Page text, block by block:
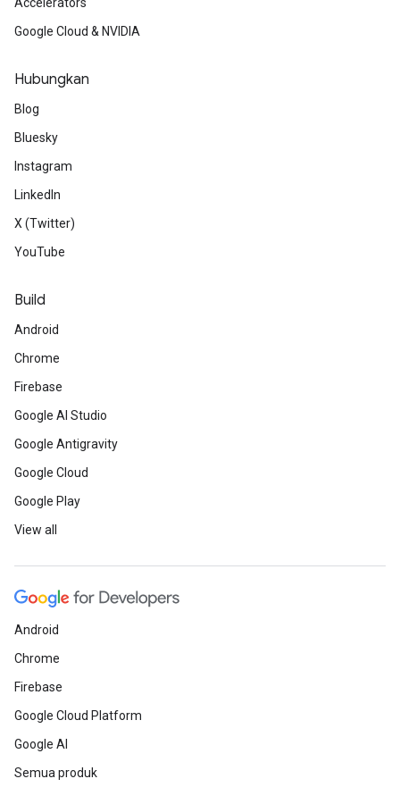
Google Cloud & NVIDIA
Hubungkan
Blog
Bluesky
Instagram
LinkedIn
X (Twitter)
YouTube
Build
Android
Chrome
Firebase
Google AI Studio
Google Antigravity
Google Cloud
Google Play
View all
Android
Chrome
Firebase
Google Cloud Platform
Google AI
Semua produk